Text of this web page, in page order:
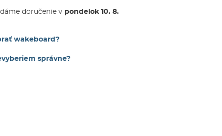
doručenie v pondelok 10. 8.
wakeboard?
správne?